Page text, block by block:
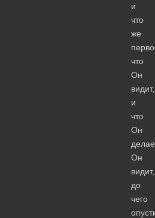
и
что
же
что
Он
видит,
и
что
Он
Он
видит,
до
чего